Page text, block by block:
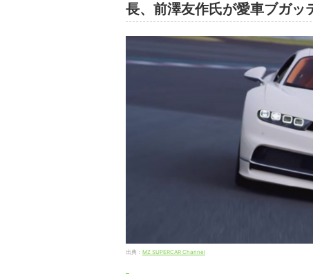
長、前澤友作氏が愛車ブガッ
出典： MZ SUPERCAR Channel